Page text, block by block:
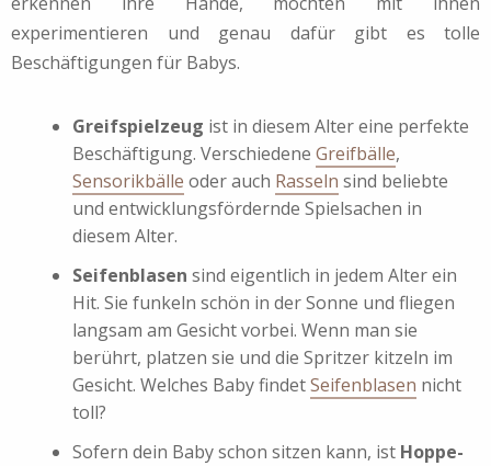
experimentieren und genau dafür gibt es tolle
Beschäftigungen für Babys.
Greifspielzeug ist in diesem Alter eine perfekte
Beschäftigung. Verschiedene Greifbälle,
Sensorikbälle oder auch Rasseln sind beliebte
und entwicklungsfördernde Spielsachen in
diesem Alter.
Seifenblasen sind eigentlich in jedem Alter ein
Hit. Sie funkeln schön in der Sonne und fliegen
langsam am Gesicht vorbei. Wenn man sie
berührt, platzen sie und die Spritzer kitzeln im
Gesicht. Welches Baby findetSeifenblasen nicht
toll?
Sofern dein Baby schon sitzen kann, ist Hoppe-